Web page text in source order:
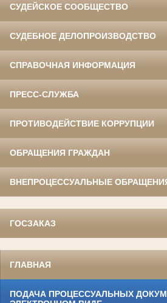
СУДЕЙСКОЕ СООБЩЕСТВО
СУДЕБНОЕ ДЕЛОПРОИЗВОДСТВО
СПРАВОЧНАЯ ИНФОРМАЦИЯ
ПРЕСС-СЛУЖБА
ПРОТИВОДЕЙСТВИЕ КОРРУПЦИИ
ОБРАЩЕНИЯ ГРАЖДАН
ВНЕПРОЦЕССУАЛЬНЫЕ
ГОСЗАКАЗ
ГЛАВНАЯ
ПОДАЧА ПРОЦЕССУАЛЬНЫХ